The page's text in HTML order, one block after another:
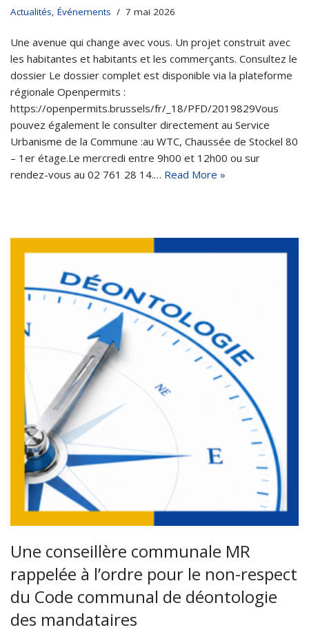
Actualités, Événements 7 mai 2026
Une avenue qui change avec vous. Un projet construit avec
les habitantes et habitants et les commerçants. Consultez le
dossier Le dossier complet est disponible via la plateforme
régionale Openpermits :
https://openpermits.brussels/fr/_18/PFD/2019829Vous
pouvez également le consulter directement au Service
Urbanisme de la Commune :au WTC, Chaussée de Stockel 80
– 1er étage.Le mercredi entre 9h00 et 12h00 ou sur
rendez-vous au 02 761 28 14.… Read More »
Une conseillère communale MR
rappelée à l’ordre pour le non-respect
du Code communal de déontologie
des mandataires